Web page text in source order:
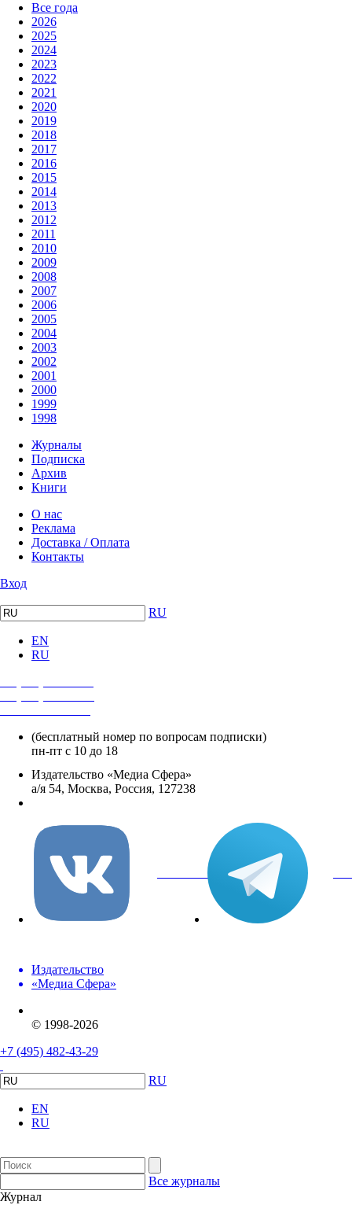
Все года
2026
2025
2024
2023
2022
2021
2020
2019
2018
2017
2016
2015
2014
2013
2012
2011
2010
2009
2008
2007
2006
2005
2004
2003
2002
2001
2000
1999
1998
Журналы
Подписка
Архив
Книги
О нас
Реклама
Доставка / Оплата
Контакты
Вход
RU
EN
RU
(бесплатный номер по вопросам подписки)
пн-пт с 10 до 18
Издательство «Медиа Сфера»
а/я 54, Москва, Россия, 127238
вКонтакте
Издательство
«Медиа Сфера»
© 1998-2026
+7 (495) 482-43-29
RU
EN
RU
Все журналы
Журнал